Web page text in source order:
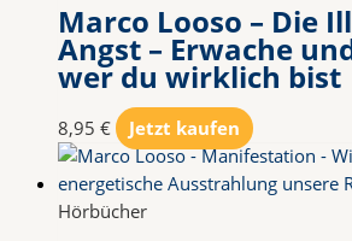
Marco Looso – Die
Angst – Erwache
wer du wirklich bist
8,95 € Jetzt kaufen
Hörbücher